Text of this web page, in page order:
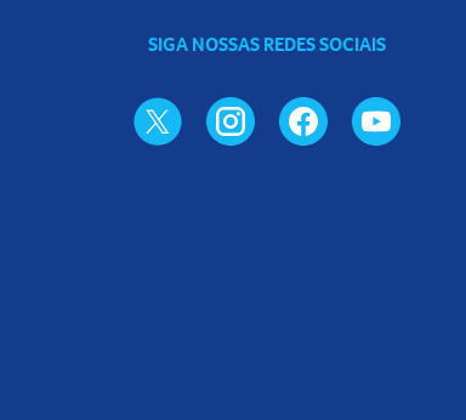
SIGA NOSSAS REDES SOCIAIS